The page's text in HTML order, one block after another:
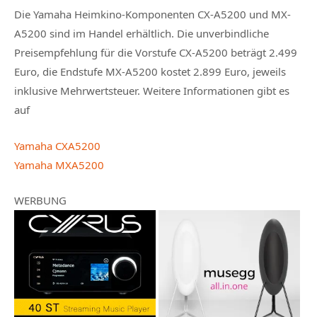
Die Yamaha Heimkino-Komponenten CX-A5200 und MX-
A5200 sind im Handel erhältlich. Die unverbindliche
Preisempfehlung für die Vorstufe CX-A5200 beträgt 2.499
Euro, die Endstufe MX-A5200 kostet 2.899 Euro, jeweils
inklusive Mehrwertsteuer. Weitere Informationen gibt es
auf
Yamaha CXA5200
Yamaha MXA5200
WERBUNG